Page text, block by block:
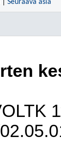
Seuraava asia